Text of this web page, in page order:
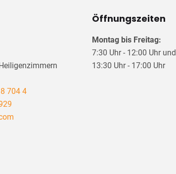
704 4
Öffnungszeiten
Montag bis Freitag:
7:30 Uhr - 12:00 Uhr und
13:30 Uhr - 17:00 Uhr